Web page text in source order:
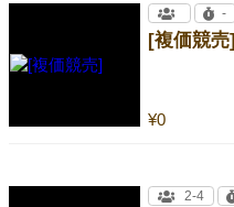
[複価競売]
¥0
-
2-4